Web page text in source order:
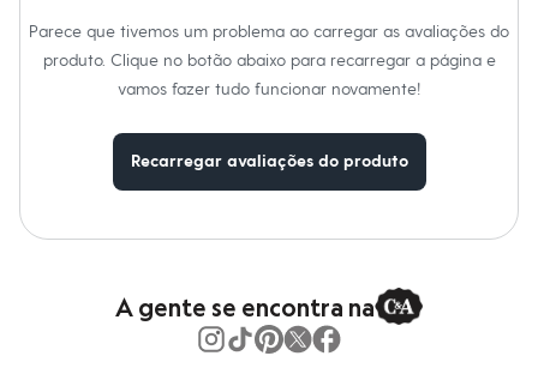
Roupas
Bermudas
Camisas
Casacos e Jaquetas
Bolsas e Mochilas
Chapéus e Bonés
Parece que tivemos um problema ao carregar as avaliações do
produto. Clique no botão abaixo para recarregar a página e
vamos fazer tudo funcionar novamente!
Recarregar avaliações do produto
A gente se encontra na